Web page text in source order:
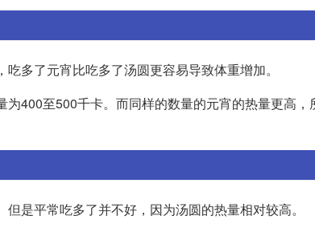
多了元宵比吃多了汤圆更容易导致体重增加。
400至500千卡。而同样的数量的元宵的热量更高，
是平常吃多了并不好，因为汤圆的热量相对较高。